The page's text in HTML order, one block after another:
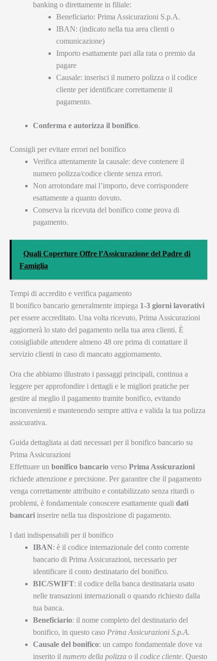
banking o direttamente in filiale:
Beneficiario: Prima Assicurazioni S.p.A.
IBAN: (indicato nella tua area clienti o
comunicazione)
Importo esattamente pari alla rata o premio da
pagare
Causale: inserisci il numero polizza o il codice
cliente per identificare correttamente il
pagamento.
Conferma e autorizza il bonifico.
Consigli per evitare errori nel bonifico
Verifica attentamente la causale: deve contenere il
numero polizza/codice cliente senza errori.
Non arrotondare mai l’importo, deve corrispondere
esattamente a quanto dovuto.
Conserva la ricevuta del bonifico come prova di
pagamento.
Quali Coperture Offre l’Assicurazione del Padre di
Famiglia
Tempi di accredito e verifica pagamento
Il bonifico bancario generalmente impiega 1-3 giorni lavorativi
per essere accreditato. Una volta ricevuto, Prima Assicurazioni
aggiornerà lo stato del pagamento nella tua area clienti. È
consigliabile attendere almeno 48 ore prima di contattare il
servizio clienti in caso di mancato aggiornamento.
Ora che abbiamo illustrato i passaggi principali, continua a
leggere per approfondire i dettagli e le migliori pratiche per
gestire al meglio il pagamento tramite bonifico, evitando
inconvenienti e mantenendo sempre attiva e valida la tua polizza
assicurativa.
Guida dettagliata ai dati necessari per il bonifico bancario su
Prima Assicurazioni
Effettuare un bonifico bancario verso Prima Assicurazioni
richiede attenzione e precisione. Per garantire che il pagamento
venga correttamente attribuito e contabilizzato senza ritardi o
problemi, è fondamentale conoscere esattamente quali dati
bancari inserire nella tua disposizione di pagamento.
I dati indispensabili per il bonifico
IBAN: è il codice internazionale del conto corrente
bancario di Prima Assicurazioni, necessario per
identificare il conto destinatario del bonifico.
BIC/SWIFT: il codice della banca destinataria usato
nelle transazioni internazionali o quando richiesto dalla
tua banca.
Beneficiario: il nome completo del destinatario del
bonifico, in questo caso Prima Assicurazioni S.p.A.
Causale del bonifico: un campo fondamentale dove va
inserito il numero della polizza o il codice cliente. Questo